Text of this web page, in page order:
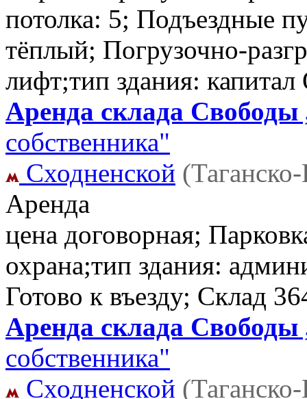
потолка: 5; Подъездные
тёплый; Погрузочно-
лифт;тип здания:
Аренда склада Свободы
собственника"
Сходненской
Аренда
цена договорная;
охрана;тип здания:
Готово к въезду; Склад
Аренда склада Свободы
собственника"
Сходненской